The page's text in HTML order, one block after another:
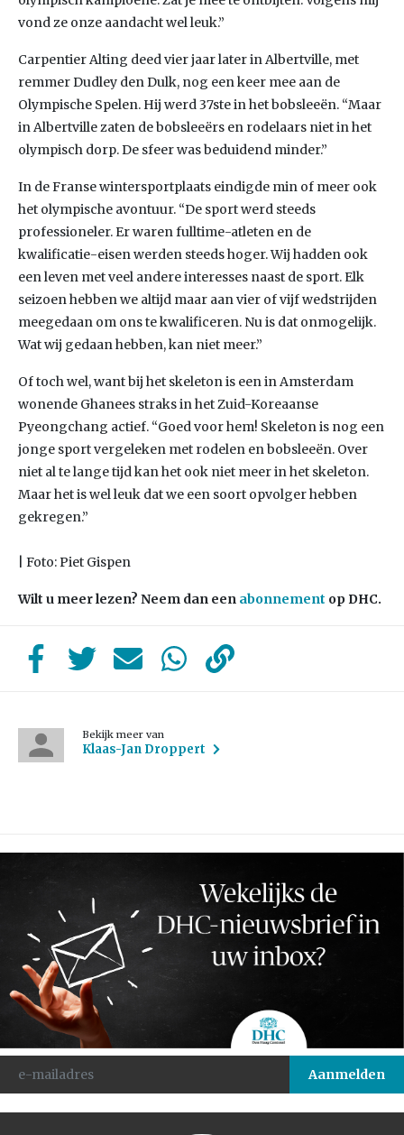
vond ze onze aandacht wel leuk.”
Carpentier Alting deed vier jaar later in Albertville, met
remmer Dudley den Dulk, nog een keer mee aan de
Olympische Spelen. Hij werd 37ste in het bobsleeën. “Maar
in Albertville zaten de bobsleeërs en rodelaars niet in het
olympisch dorp. De sfeer was beduidend minder.”
In de Franse wintersportplaats eindigde min of meer ook
het olympische avontuur. “De sport werd steeds
professioneler. Er waren fulltime-atleten en de
kwalificatie-eisen werden steeds hoger. Wij hadden ook
een leven met veel andere interesses naast de sport. Elk
seizoen hebben we altijd maar aan vier of vijf wedstrijden
meegedaan om ons te kwalificeren. Nu is dat onmogelijk.
Wat wij gedaan hebben, kan niet meer.”
Of toch wel, want bij het skeleton is een in Amsterdam
wonende Ghanees straks in het Zuid-Koreaanse
Pyeongchang actief. “Goed voor hem! Skeleton is nog een
jonge sport vergeleken met rodelen en bobsleeën. Over
niet al te lange tijd kan het ook niet meer in het skeleton.
Maar het is wel leuk dat we een soort opvolger hebben
gekregen.”
| Foto: Piet Gispen
Wilt u meer lezen? Neem dan een abonnement op DHC.
Bekijk meer van
Klaas-Jan Droppert